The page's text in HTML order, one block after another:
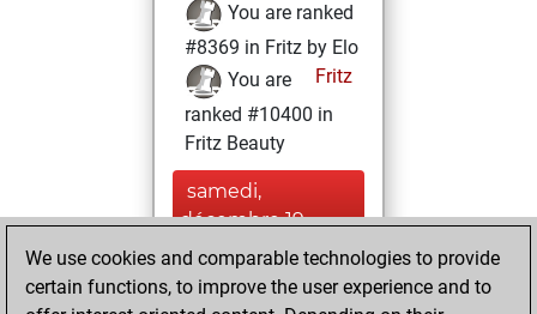
You are ranked
#8369 in Fritz by Elo
Fritz
You are
ranked #10400 in
Fritz Beauty
samedi,
décembre 19,
2020
You won
We use cookies and comparable technologies to provide
certain functions, to improve the user experience and to